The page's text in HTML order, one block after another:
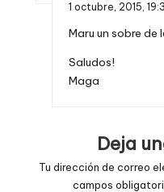
1 octubre, 2015,
Maru un sobre de
Saludos!
Maga
Deja
Tu dirección de correo
campos